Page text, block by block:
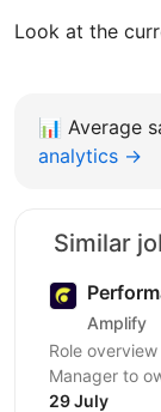
Look at the
📊 Average
analytics →
Similar
Amplify
Role
Manager to
to end. This is
29 July